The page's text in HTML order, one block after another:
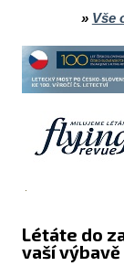
» Vše
Létáte do
vaší